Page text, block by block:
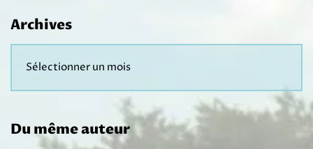
Archives
Du même auteur